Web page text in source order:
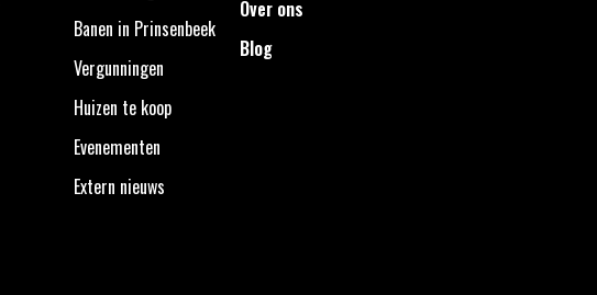
Banen in Prinsenbeek
Vergunningen
Huizen te koop
Evenementen
Extern nieuws
Over ons
Blog